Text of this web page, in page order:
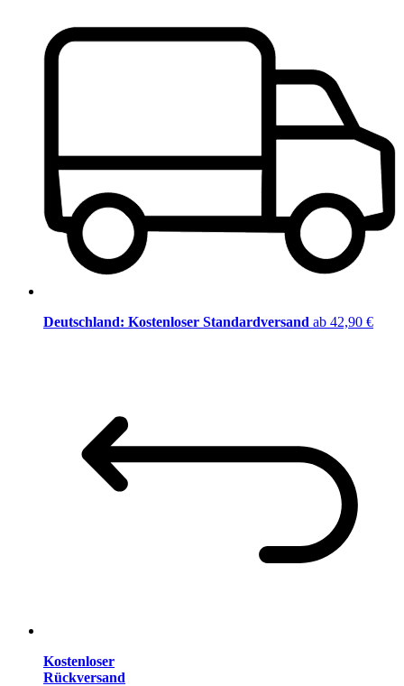
Deutschland: Kostenloser Standardversand ab 42,90 €
Kostenloser
Rückversand